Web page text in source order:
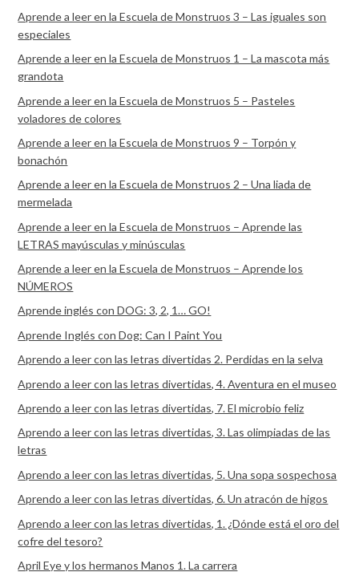
Aprende a leer en la Escuela de Monstruos 3 – Las iguales son
especiales
Aprende a leer en la Escuela de Monstruos 1 – La mascota más
grandota
Aprende a leer en la Escuela de Monstruos 5 – Pasteles
voladores de colores
Aprende a leer en la Escuela de Monstruos 9 – Torpón y
bonachón
Aprende a leer en la Escuela de Monstruos 2 – Una liada de
mermelada
Aprende a leer en la Escuela de Monstruos – Aprende las
LETRAS mayúsculas y minúsculas
Aprende a leer en la Escuela de Monstruos – Aprende los
NÚMEROS
Aprende inglés con DOG: 3, 2, 1… GO!
Aprende Inglés con Dog: Can I Paint You
Aprendo a leer con las letras divertidas 2. Perdidas en la selva
Aprendo a leer con las letras divertidas, 4. Aventura en el museo
Aprendo a leer con las letras divertidas, 7. El microbio feliz
Aprendo a leer con las letras divertidas, 3. Las olimpiadas de las
letras
Aprendo a leer con las letras divertidas, 5. Una sopa sospechosa
Aprendo a leer con las letras divertidas, 6. Un atracón de higos
Aprendo a leer con las letras divertidas, 1. ¿Dónde está el oro del
cofre del tesoro?
April Eye y los hermanos Manos 1. La carrera